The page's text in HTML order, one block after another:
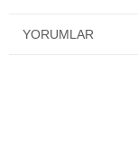
YORUMLAR